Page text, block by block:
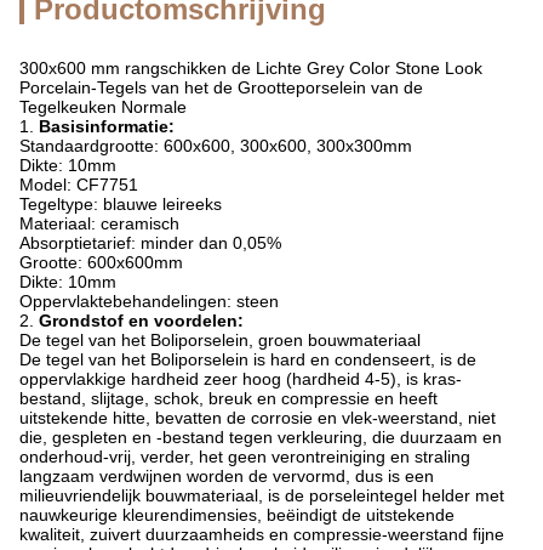
Productomschrijving
300x600 mm rangschikken de Lichte Grey Color Stone Look
Porcelain-Tegels van het de Grootteporselein van de
Tegelkeuken Normale
1. Basisinformatie:
Standaardgrootte: 600x600, 300x600, 300x300mm
Dikte: 10mm
Model: CF7751
Tegeltype: blauwe leireeks
Materiaal: ceramisch
Absorptietarief: minder dan 0,05%
Grootte: 600x600mm
Dikte: 10mm
Oppervlaktebehandelingen: steen
2. Grondstof en voordelen:
De tegel van het Boliporselein, groen bouwmateriaal
De tegel van het Boliporselein is hard en condenseert, is de
oppervlakkige hardheid zeer hoog (hardheid 4-5), is kras-
bestand, slijtage, schok, breuk en compressie en heeft
uitstekende hitte, bevatten de corrosie en vlek-weerstand, niet
die, gespleten en -bestand tegen verkleuring, die duurzaam en
onderhoud-vrij, verder, het geen verontreiniging en straling
langzaam verdwijnen worden de vervormd, dus is een
milieuvriendelijk bouwmateriaal, is de porseleintegel helder met
nauwkeurige kleurendimensies, beëindigt de uitstekende
kwaliteit, zuivert duurzaamheids en compressie-weerstand fijne